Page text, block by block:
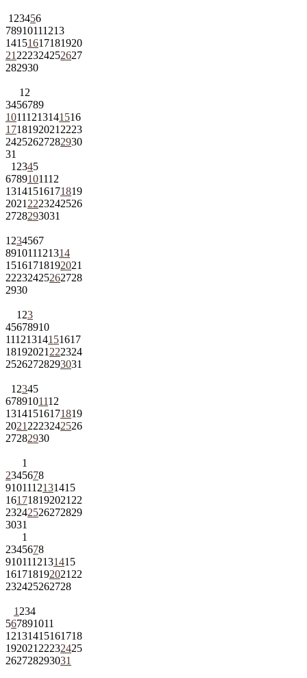
1 23456
78910111213
14151617181920
21 222324252627
282930
1 2
3456789
10111213141516
1718192021 2223
24252627282930
31
1 2345
6789101112
13141516171819
2021 2223242526
2728293031
1 234567
891011121314
15161718192021
22232425262728
2930
1 23
45678910
11121314151617
18192021 222324
25262728293031
1 2345
6789101112
13141516171819
2021 2223242526
27282930
1
2345678
9101112131415
161718192021 22
23242526272829
3031
1
2345678
9101112131415
161718192021 22
232425262728
1 234
567891011
12131415161718
192021 22232425
262728293031